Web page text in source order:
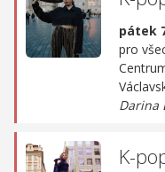
pátek
pro
Darina
K-